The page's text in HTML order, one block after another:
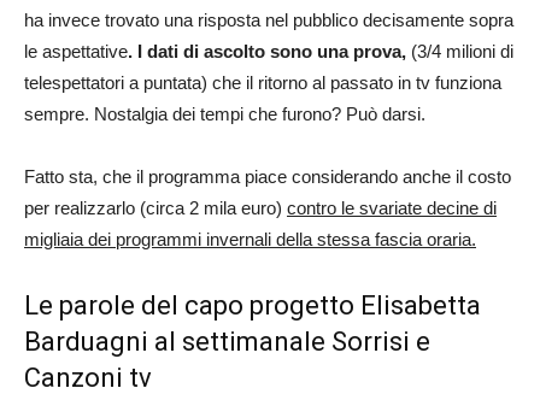
ha invece trovato una risposta nel pubblico decisamente sopra
le aspettative. I dati di ascolto sono una prova, (3/4 milioni di
telespettatori a puntata) che il ritorno al passato in tv funziona
sempre. Nostalgia dei tempi che furono? Può darsi.
Fatto sta, che il programma piace considerando anche il costo
per realizzarlo (circa 2 mila euro) contro le svariate decine di
migliaia dei programmi invernali della stessa fascia oraria.
Le parole del capo progetto Elisabetta
Barduagni al settimanale Sorrisi e
Canzoni tv